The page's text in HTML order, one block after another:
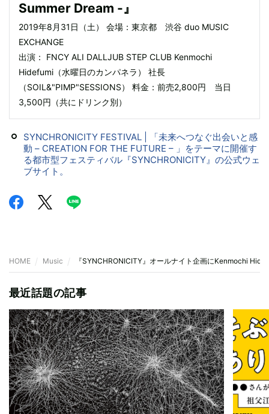
Summer Dream -』
2019年8月31日（土） 会場：東京都 渋谷 duo MUSIC
EXCHANGE
出演： FNCY ALI DALLJUB STEP CLUB Kenmochi
Hidefumi（水曜日のカンパネラ） 社長
（SOIL&"PIMP"SESSIONS） 料金：前売2,800円 当日
3,500円（共にドリンク別）
SYNCHRONICITY FESTIVAL | 「未来へつなぐ出会いと感
動 – CREATION FOR THE FUTURE – 」をテーマに開催す
る都市型フェスティバル『SYNCHRONICITY』の公式ウェ
ブサイト。
HOME Music 『SYNCHRONICITY』オールナイト企画にKenmochi
最近話題の記事